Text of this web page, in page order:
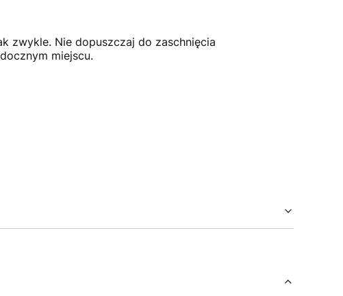
zwykle. Nie dopuszczaj do zaschnięcia
miejscu.